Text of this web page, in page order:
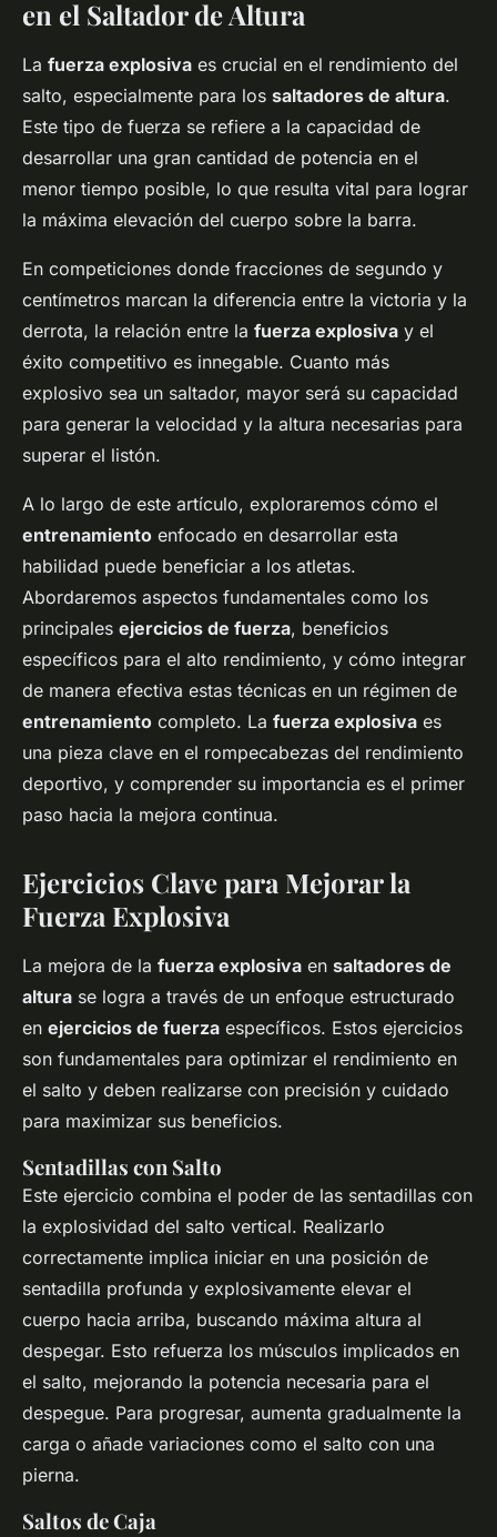
en el Saltador de Altura
La fuerza explosiva es crucial en el rendimiento del
salto, especialmente para los saltadores de altura.
Este tipo de fuerza se refiere a la capacidad de
desarrollar una gran cantidad de potencia en el
menor tiempo posible, lo que resulta vital para lograr
la máxima elevación del cuerpo sobre la barra.
En competiciones donde fracciones de segundo y
centímetros marcan la diferencia entre la victoria y la
derrota, la relación entre la fuerza explosiva y el
éxito competitivo es innegable. Cuanto más
explosivo sea un saltador, mayor será su capacidad
para generar la velocidad y la altura necesarias para
superar el listón.
A lo largo de este artículo, exploraremos cómo el
entrenamiento enfocado en desarrollar esta
habilidad puede beneficiar a los atletas.
Abordaremos aspectos fundamentales como los
principales ejercicios de fuerza, beneficios
específicos para el alto rendimiento, y cómo integrar
de manera efectiva estas técnicas en un régimen de
entrenamiento completo. La fuerza explosiva es
una pieza clave en el rompecabezas del rendimiento
deportivo, y comprender su importancia es el primer
paso hacia la mejora continua.
Ejercicios Clave para Mejorar la
Fuerza Explosiva
La mejora de la fuerza explosiva en saltadores de
altura se logra a través de un enfoque estructurado
en ejercicios de fuerza específicos. Estos ejercicios
son fundamentales para optimizar el rendimiento en
el salto y deben realizarse con precisión y cuidado
para maximizar sus beneficios.
Sentadillas con Salto
Este ejercicio combina el poder de las sentadillas con
la explosividad del salto vertical. Realizarlo
correctamente implica iniciar en una posición de
sentadilla profunda y explosivamente elevar el
cuerpo hacia arriba, buscando máxima altura al
despegar. Esto refuerza los músculos implicados en
el salto, mejorando la potencia necesaria para el
despegue. Para progresar, aumenta gradualmente la
carga o añade variaciones como el salto con una
pierna.
Saltos de Caja